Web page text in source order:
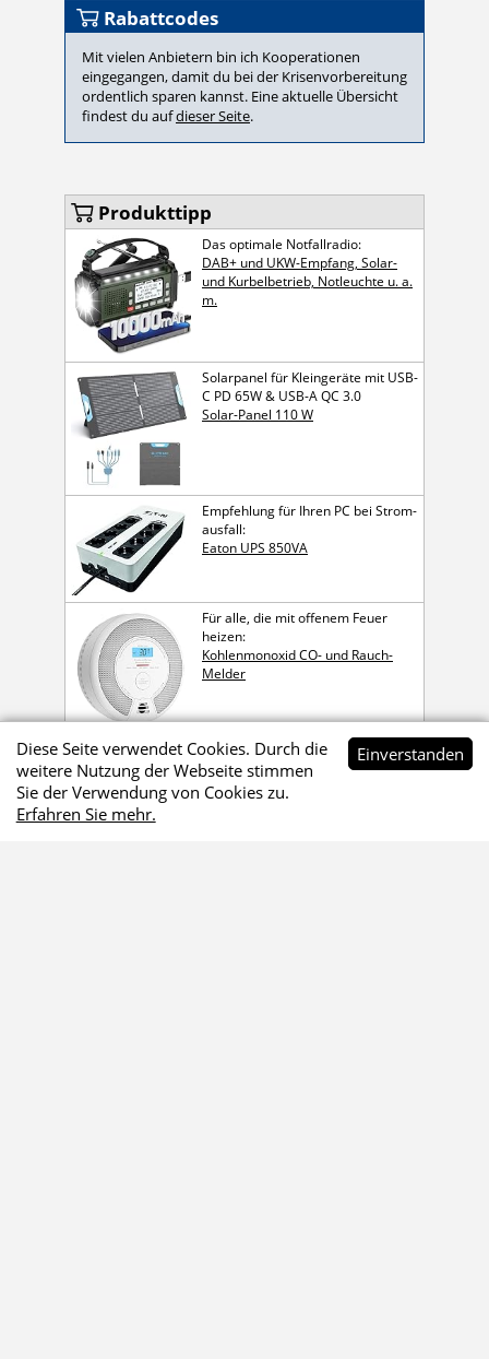
Rabattcodes
Mit vielen Anbietern bin ich Kooperationen
eingegangen, damit du bei der Krisenvorbereitung
ordentlich sparen kannst. Eine aktuelle Übersicht
findest du aufdieser Seite.
Produkttipp
Das optimale Notfallradio:
DAB+ und UKW-Empfang, Solar-
und Kurbelbetrieb, Notleuchte u. a.
m.
Solarpanel für Kleingeräte mit USB-
C PD 65W & USB-A QC 3.0
Solar-Panel 110 W
Empfehlung für Ihren PC bei Strom­
ausfall:
Eaton UPS 850VA
Für alle, die mit offenem Feuer
heizen:
Kohlen­mon­oxid CO- und Rauch-
Melder
Werbehinweis
Die mit
gekennzeichneten Links sind Affiliate-Links.
Diese Seite verwendet Cookies. Durch die
weitere Nutzung der Webseite stimmen
Sie der Verwendung von Cookies zu.
Erfahren Sie mehr.
Ein­ver­standen